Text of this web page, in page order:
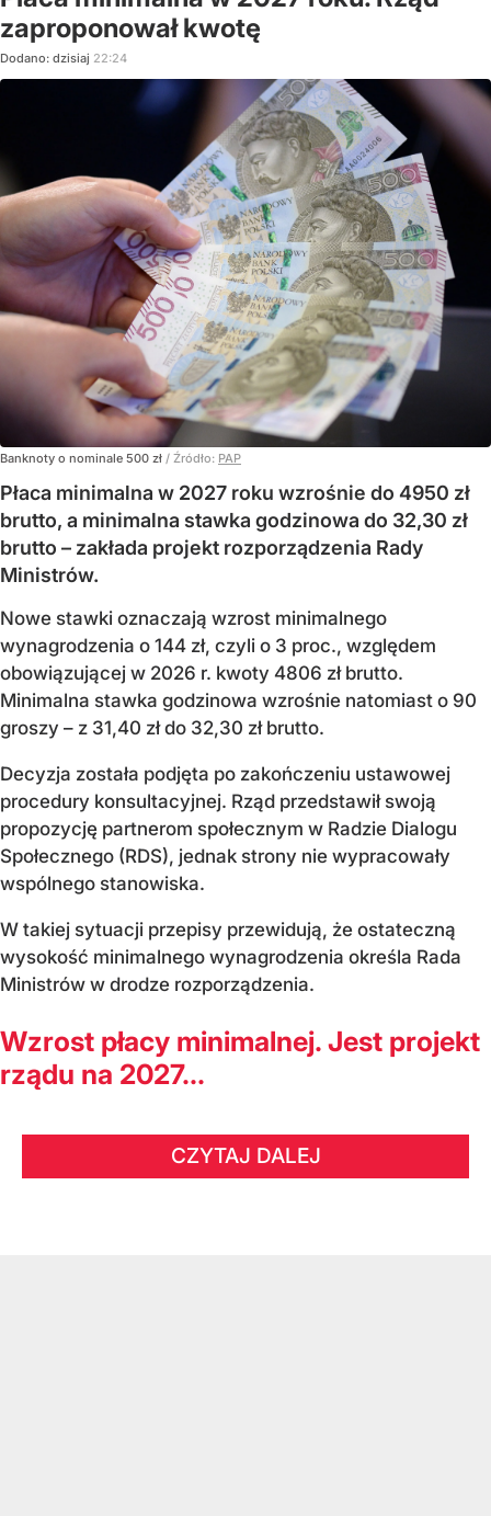
zaproponował kwotę
Dodano: dzisiaj 22:24
Banknoty o nominale 500 zł / Źródło: PAP
Płaca minimalna w 2027 roku wzrośnie do 4950 zł
brutto, a minimalna stawka godzinowa do 32,30 zł
brutto – zakłada projekt rozporządzenia Rady
Ministrów.
Nowe stawki oznaczają wzrost minimalnego
wynagrodzenia o 144 zł, czyli o 3 proc., względem
obowiązującej w 2026 r. kwoty 4806 zł brutto.
Minimalna stawka godzinowa wzrośnie natomiast o 90
groszy – z 31,40 zł do 32,30 zł brutto.
Decyzja została podjęta po zakończeniu ustawowej
procedury konsultacyjnej. Rząd przedstawił swoją
propozycję partnerom społecznym w Radzie Dialogu
Społecznego (RDS), jednak strony nie wypracowały
wspólnego stanowiska.
W takiej sytuacji przepisy przewidują, że ostateczną
wysokość minimalnego wynagrodzenia określa Rada
Ministrów w drodze rozporządzenia.
Wzrost płacy minimalnej. Jest projekt
rządu na 2027...
CZYTAJ DALEJ